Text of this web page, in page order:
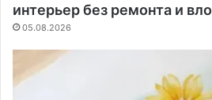
интерьер без ремонта и
05.08.2026